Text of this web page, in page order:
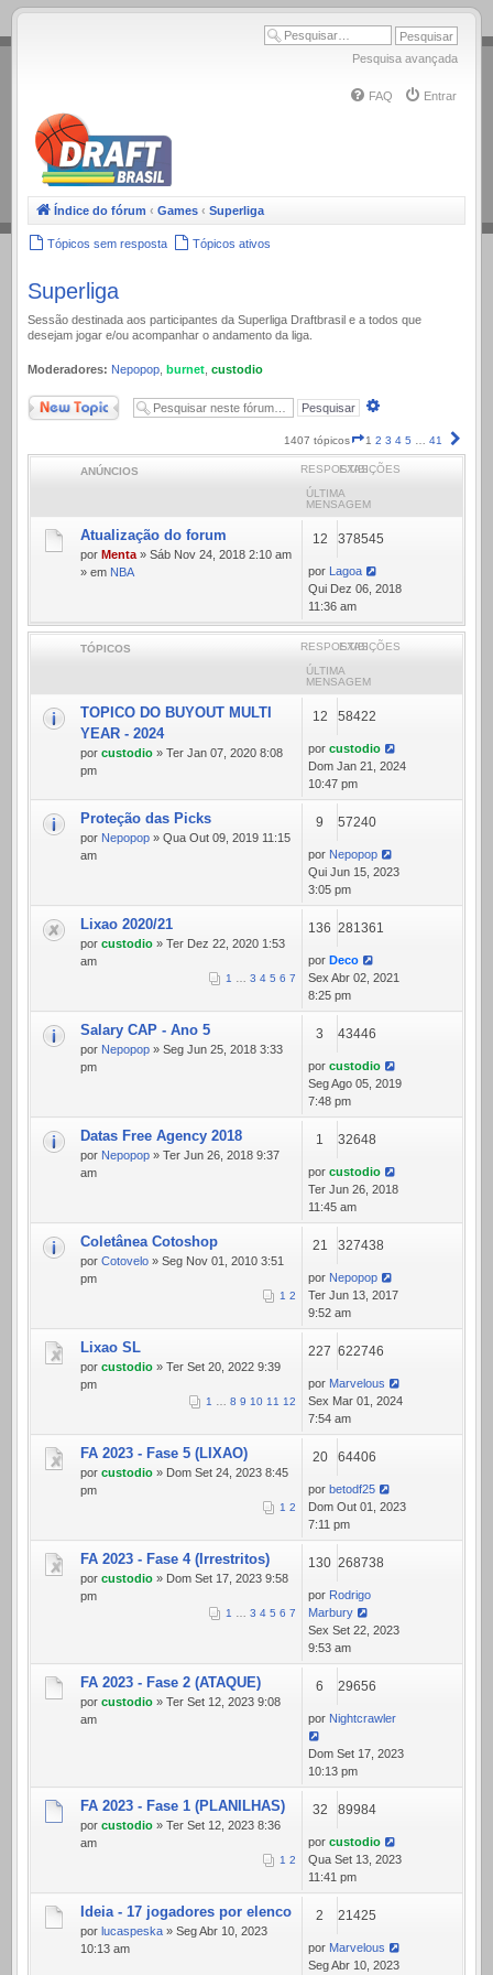
.
Pesquisa avançada
FAQ Entrar
Índice do fórum ‹ Games ‹ Superliga
Tópicos sem resposta Tópicos ativos
Superliga
Sessão destinada aos participantes da Superliga Draftbrasil e a todos que
desejam jogar e/ou acompanhar o andamento da liga.
Moderadores: Nepopop burnet custodio
Novo Tópico
1407 tópicos Página
1
de
1 2 3 4 5 … 41
ANÚNCIOS RESPOSTASEXIBIÇÕES
ÚLTIMA
MENSAGEM
Atualização do forum
por Menta » Sáb Nov 24, 2018 2:10 am
» em NBA
12 378545
por
Lagoa
Qui Dez 06, 2018
11:36 am
TÓPICOS RESPOSTASEXIBIÇÕES
ÚLTIMA
MENSAGEM
TOPICO DO BUYOUT MULTI
YEAR - 2024
por custodio » Ter Jan 07, 2020 8:08
pm
12 58422
por custodio
Dom Jan 21, 2024
10:47 pm
Proteção das Picks
por Nepopop » Qua Out 09, 2019 11:15
am
9 57240
por Nepopop
Qui Jun 15, 2023
3:05 pm
Lixao 2020/21
por custodio » Ter Dez 22, 2020 1:53
am
1 … 3 4 5 6 7
136 281361
por Deco
Sex Abr 02, 2021
8:25 pm
Salary CAP - Ano 5
por Nepopop » Seg Jun 25, 2018 3:33
pm
3 43446
por custodio
Seg Ago 05, 2019
7:48 pm
Datas Free Agency 2018
por Nepopop » Ter Jun 26, 2018 9:37
am
1 32648
por custodio
Ter Jun 26, 2018
11:45 am
Coletânea Cotoshop
por Cotovelo » Seg Nov 01, 2010 3:51
pm
1 2
21 327438
por Nepopop
Ter Jun 13, 2017
9:52 am
Lixao SL
por custodio » Ter Set 20, 2022 9:39
pm
1 … 8 9 10 11 12
227 622746
por Marvelous
Sex Mar 01, 2024
7:54 am
FA 2023 - Fase 5 (LIXAO)
por custodio » Dom Set 24, 2023 8:45
pm
1 2
20 64406
por betodf25
Dom Out 01, 2023
7:11 pm
FA 2023 - Fase 4 (Irrestritos)
por custodio » Dom Set 17, 2023 9:58
pm
1 … 3 4 5 6 7
130 268738
por Rodrigo
Marbury
Sex Set 22, 2023
9:53 am
FA 2023 - Fase 2 (ATAQUE)
por custodio » Ter Set 12, 2023 9:08
am
6 29656
por Nightcrawler
Dom Set 17, 2023
10:13 pm
FA 2023 - Fase 1 (PLANILHAS)
por custodio » Ter Set 12, 2023 8:36
am
1 2
32 89984
por custodio
Qua Set 13, 2023
11:41 pm
Ideia - 17 jogadores por elenco
por lucaspeska » Seg Abr 10, 2023
10:13 am
2 21425
por Marvelous
Seg Abr 10, 2023